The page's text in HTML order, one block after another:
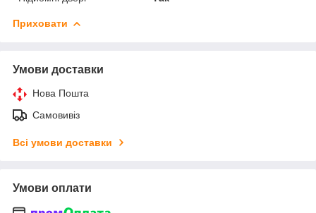
Приховати
Умови доставки
Нова Пошта
Самовивіз
Всі умови доставки
Умови оплати